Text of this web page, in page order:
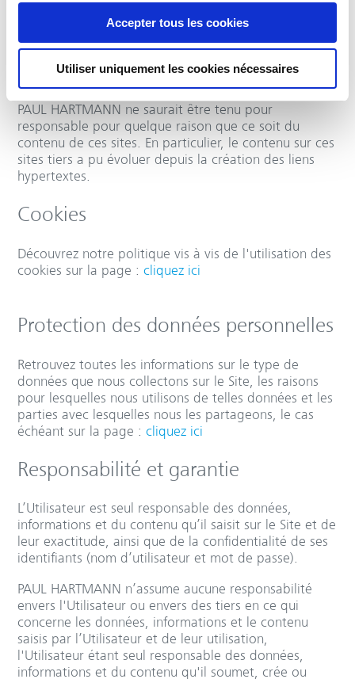
Accepter tous les cookies
Utiliser uniquement les cookies nécessaires
Liens vers d'autres sites
Ce Site contient des liens hypertextes renvoyant vers
d’autres sites. PAUL HARTMANN n’édite pas ni ne
contrôle le contenu de ces sites tiers. En aucun cas,
PAUL HARTMANN ne saurait être tenu pour
responsable pour quelque raison que ce soit du
contenu de ces sites. En particulier, le contenu sur ces
sites tiers a pu évoluer depuis la création des liens
hypertextes.
Cookies
Découvrez notre politique vis à vis de l'utilisation des
cookies sur la page :cliquez ici
Protection des données personnelles
Retrouvez toutes les informations sur le type de
données que nous collectons sur le Site, les raisons
pour lesquelles nous utilisons de telles données et les
parties avec lesquelles nous les partageons, le cas
échéant sur la page :cliquez ici
Responsabilité et garantie
L’Utilisateur est seul responsable des données,
informations et du contenu qu’il saisit sur le Site et de
leur exactitude, ainsi que de la confidentialité de ses
identifiants (nom d’utilisateur et mot de passe).
PAUL HARTMANN n’assume aucune responsabilité
envers l'Utilisateur ou envers des tiers en ce qui
concerne les données, informations et le contenu
saisis par l’Utilisateur et de leur utilisation,
l'Utilisateur étant seul responsable des données,
informations et du contenu qu'il soumet, crée ou